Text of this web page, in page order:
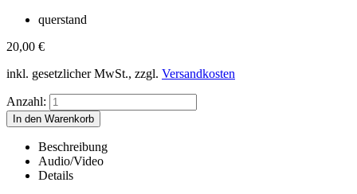
querstand
20,00 €
inkl. gesetzlicher MwSt., zzgl. Versandkosten
Anzahl:
Beschreibung
Audio/Video
Details